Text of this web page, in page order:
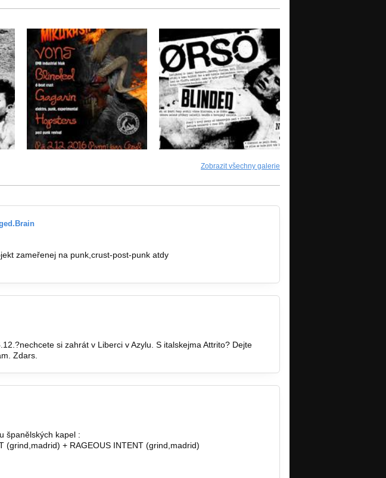
Zobrazit všechny galerie
zameřenej na punk,crust-post-punk atdy
si zahrát v Liberci v Azylu. S italskejma Attrito? Dejte
Zdars.
španělských kapel :
(grind,madrid) + RAGEOUS INTENT (grind,madrid)